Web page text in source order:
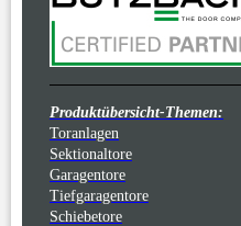
Produktübersicht-Themen:
Toranlagen
Sektionaltore
Garagentore
Tiefgaragentore
Schiebetore